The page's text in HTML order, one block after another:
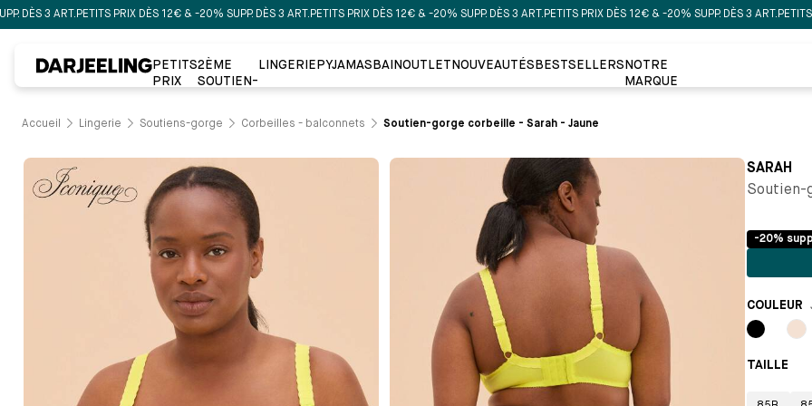
ART.PETITS PRIX DÈS 12€ & -20% SUPP. DÈS 3 ART.PETITS PRIX DÈS 12€ & -20% SUPP. DÈS 3 ART.PETITS PRIX DÈS 12€ & -20% SUPP. DÈS 3 ART.PETITS PRIX
PETITS
PRIX
2ÈME
SOUTIEN-
LINGERIE PYJAMAS BAINOUTLET NOUVEAUTÉS BESTSELLERS NOTRE
MARQUE
Accueil Lingerie Soutiens-gorge Corbeilles - balconnets Soutien-gorge corbeille - Sarah - Jaune
SARAH
Soutien-
-20%
COULEUR
TAILLE